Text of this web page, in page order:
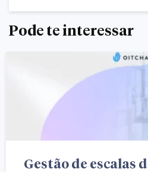
Pode te interessar
Gestão de escalas